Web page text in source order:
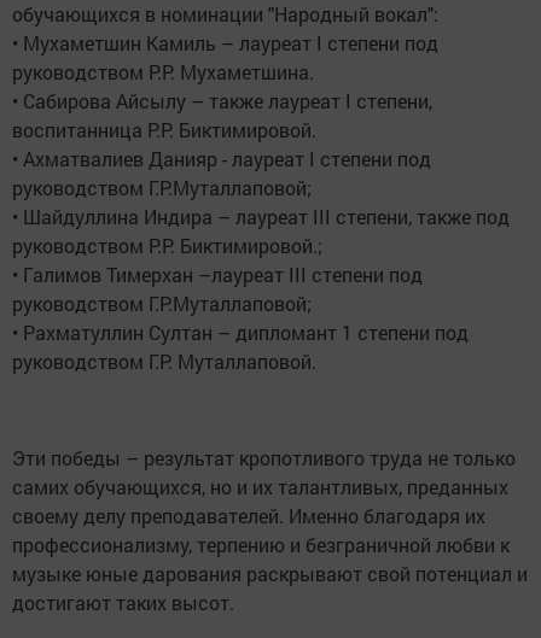
обучающихся в номинации "Народный вокал":
• Мухаметшин Камиль – лауреат I степени под
руководством Р.Р. Мухаметшина.
• Сабирова Айсылу – также лауреат I степени,
воспитанница Р.Р. Биктимировой.
• Ахматвалиев Данияр - лауреат I степени под
руководством Г.Р.Муталлаповой;
• Шайдуллина Индира – лауреат III степени, также под
руководством Р.Р. Биктимировой.;
• Галимов Тимерхан –лауреат III степени под
руководством Г.Р.Муталлаповой;
• Рахматуллин Султан – дипломант 1 степени под
руководством Г.Р. Муталлаповой.
Эти победы – результат кропотливого труда не только
самих обучающихся, но и их талантливых, преданных
своему делу преподавателей. Именно благодаря их
профессионализму, терпению и безграничной любви к
музыке юные дарования раскрывают свой потенциал и
достигают таких высот.